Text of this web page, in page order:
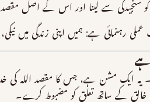
کو سنجیدگی سے لینا اور اس کے اصل
عملی رہنمائی ہے: ہمیں اپنی زندگی میں
ہے
یہ ایک مشن ہے، جس کا مقصد اللہ
خالق کے ساتھ تعلق کو مضبوط کرے۔